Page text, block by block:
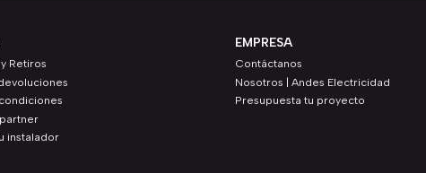
Retiros
instalador
EMPRESA
Contáctanos
Nosotros | Andes Electricidad
Presupuesta tu proyecto